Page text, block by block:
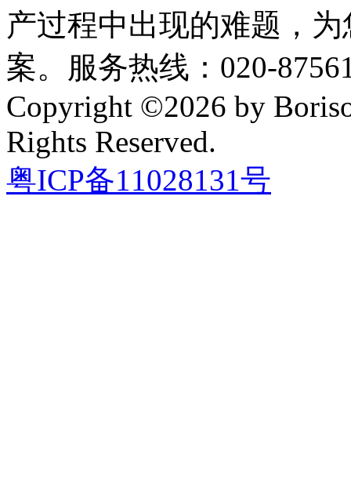
产过程中出现的难题，
案。服务热线：020-
Copyright ©2026 by
Rights Reserved.
粤ICP备11028131号